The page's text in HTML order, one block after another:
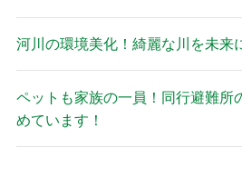
河川の環境美化！綺麗な川を未来
ペットも家族の一員！同行避難所
めています！